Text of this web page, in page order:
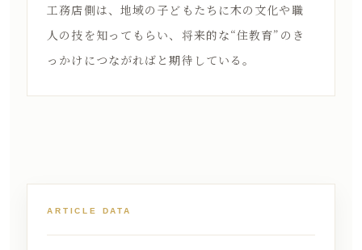
工務店側は、地域の子どもたちに木の文化や職
人の技を知ってもらい、将来的な“住教育”のき
っかけにつながればと期待している。
ARTICLE DATA